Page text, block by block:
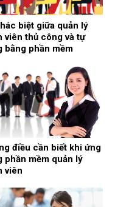
biệt giữa quản lý
viên thủ công và tự
bằng phần mềm
điều cần biết khi ứng
phần mềm quản lý
viên